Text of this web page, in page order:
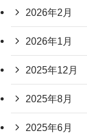
2026年2月
2026年1月
2025年12月
2025年8月
2025年6月